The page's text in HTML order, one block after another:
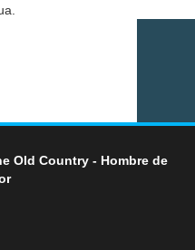
Old Country - Hombre de